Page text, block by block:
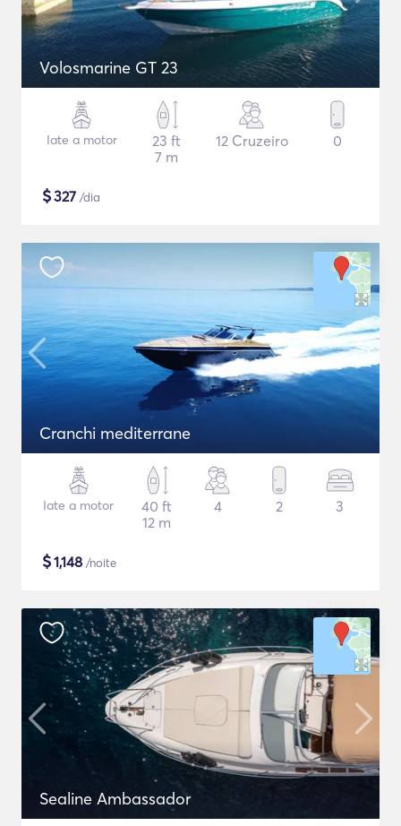
Volosmarine GT 23
Iate a motor
23 ft
7 m
12 Cruzeiro 0
$327 /dia
Cranchi mediterrane
Iate a motor
40 ft
12 m
4 2 3
$1,148 /noite
Sealine Ambassador